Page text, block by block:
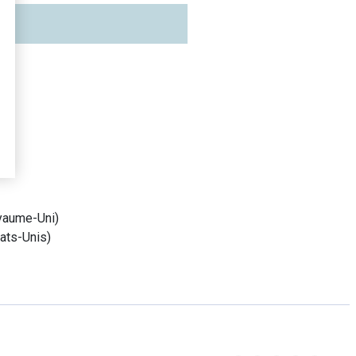
Uni)
Unis)